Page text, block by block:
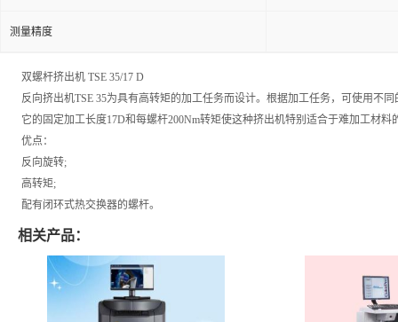
测量精度
双螺杆挤出机 TSE 35/17 D
反向挤出机TSE 35为具有高转矩的加工任务而设计。根据加工任务，可使用不同
它的固定加工长度17D和每螺杆200Nm转矩使这种挤出机特别适合于难加工材料
优点：
反向旋转;
高转矩;
配有闭环式热交换器的螺杆。
相关产品：